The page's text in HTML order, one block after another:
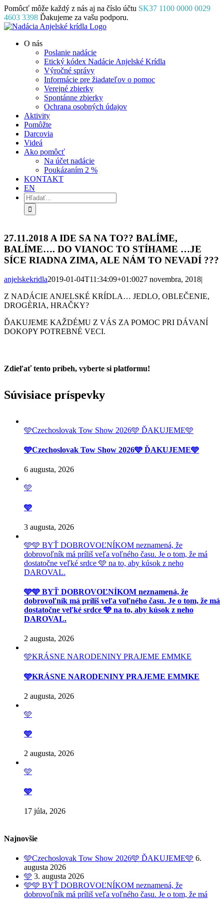
Skip
to
content
Pomôcť môže každý z nás aj na číslo účtu SK37 1100 0000 0029
4603 3398 Ďakujeme za vašu podporu.
Facebook
Instagram
YouTube
O nás
Poslanie nadácie
Etický kódex Nadácie Anjelské Krídla
Výročné správy
Informácie pre žiadateľov o pomoc
Verejné zbierky
Spontánne zbierky
Ochrana osobných údajov
Aktivity
Pomôžte
Darcovia
Videá
Ako pomôcť
Na účet nadácie
Poukázaním 2 %
KONTAKT
EN
Hľadať:
27.11.2018 A IDE SA NA TO?? BALÍME,
BALÍME…. DO VIANOC TO STÍHAME …JE
SÍCE RIADNA ZIMA, ALE NÁM TO NEVADÍ ???
anjelskekridla2019-01-04T11:34:09+01:0027 novembra, 2018|
Z NADÁCIE ANJELSKÉ KRÍDLA… JEDLO, OBLEČENIE,
DROGÈRIA, HRAČKY?
ĎAKUJEME KAŽDÉMU Z VÁS ZA POMOC PRI DÁVANÍ
DOKOPY POTREBNÉ VECI.
Zdieľať tento príbeh, vyberte si platformu!
Súvisiace príspevky
🩵Czechoslovak Tow Show 2026🩵 ĎAKUJEME🩵
🩵Czechoslovak Tow Show 2026🩵 ĎAKUJEME🩵
6 augusta, 2026
🩵
🩵
3 augusta, 2026
🩵🩵 BYŤ DOBROVOĽNÍKOM neznamená, že
dobrovoľník má príliš veľa voľného času. Je o tom, že má
dostatočne veľké srdce 🩵 na to, aby kúsok z neho
DAROVAL.
🩵🩵 BYŤ DOBROVOĽNÍKOM neznamená, že
dobrovoľník má príliš veľa voľného času. Je o tom, že má
dostatočne veľké srdce 🩵 na to, aby kúsok z neho
DAROVAL.
2 augusta, 2026
🩵KRÁSNE NARODENINY PRAJEME EMMKE
🩵KRÁSNE NARODENINY PRAJEME EMMKE
2 augusta, 2026
🩵
🩵
2 augusta, 2026
🩵
🩵
17 júla, 2026
Najnovšie
🩵Czechoslovak Tow Show 2026🩵 ĎAKUJEME🩵 6.
augusta 2026
🩵 3. augusta 2026
🩵🩵 BYŤ DOBROVOĽNÍKOM neznamená, že
dobrovoľník má príliš veľa voľného času. Je o tom, že má